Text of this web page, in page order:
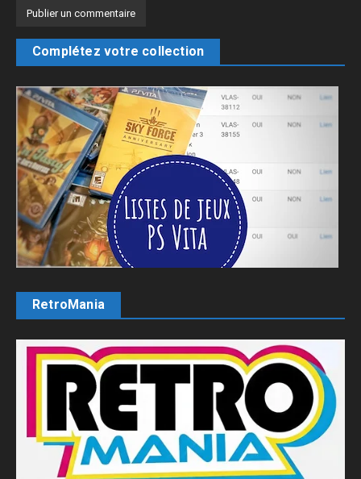
Complétez votre collection
RetroMania